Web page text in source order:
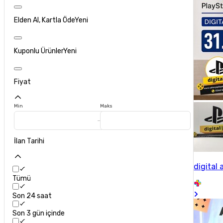
Elden Al, Kartla ÖdeYeni
Kuponlu ÜrünlerYeni
Fiyat
Min Maks
İlan Tarihi
Tümü
Son 24 saat
Son 3 gün içinde
digital